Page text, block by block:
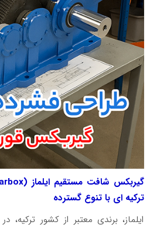
گیربکس شافت مستقیم ایلماز (
ترکیه‌ ای با تنوع گسترده
ایلماز، برندی معتبر از کشور